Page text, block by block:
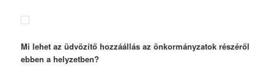
Mi lehet az üdvözítő hozzáállás az önkormányzatok részéről
ebben a helyzetben?